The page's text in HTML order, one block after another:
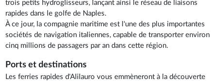
trois petits hydroglisseurs, lançant ainsi le réseau de liaisons
rapides dans le golfe de Naples.
À ce jour, la compagnie maritime est l'une des plus importantes
sociétés de navigation italiennes, capable de transporter environ
cinq millions de passagers par an dans cette région.
Ports et destinations
Les ferries rapides d'Alilauro vous emmèneront à la découverte